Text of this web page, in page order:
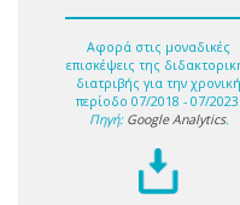
Αφορά στις μοναδικές
επισκέψεις της
διατριβής για την χρονική
περίοδο 07/2018 - 07/2023.
Πηγή: Google Analytics.